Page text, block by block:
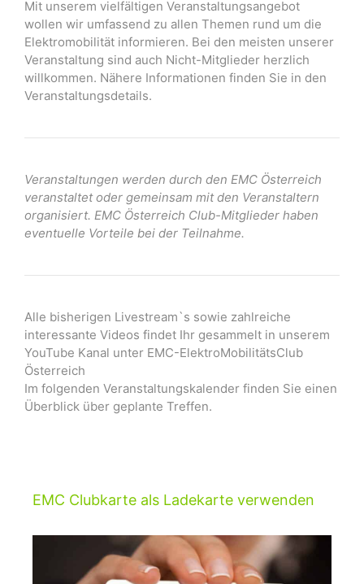
Mit unserem vielfältigen Veranstaltungsangebot
wollen wir umfassend zu allen Themen rund um die
Elektromobilität informieren. Bei den meisten unserer
Veranstaltung sind auch Nicht-Mitglieder herzlich
willkommen. Nähere Informationen finden Sie in den
Veranstaltungsdetails.
Veranstaltungen werden durch den EMC Österreich
veranstaltet oder gemeinsam mit den Veranstaltern
organisiert. EMC Österreich Club-Mitglieder haben
eventuelle Vorteile bei der Teilnahme.
Alle bisherigen Livestream`s sowie zahlreiche
interessante Videos findet Ihr gesammelt in unserem
YouTube Kanal unter EMC-ElektroMobilitätsClub
Österreich
Im folgenden Veranstaltungskalender finden Sie einen
Überblick über geplante Treffen.
EMC Clubkarte als Ladekarte verwenden